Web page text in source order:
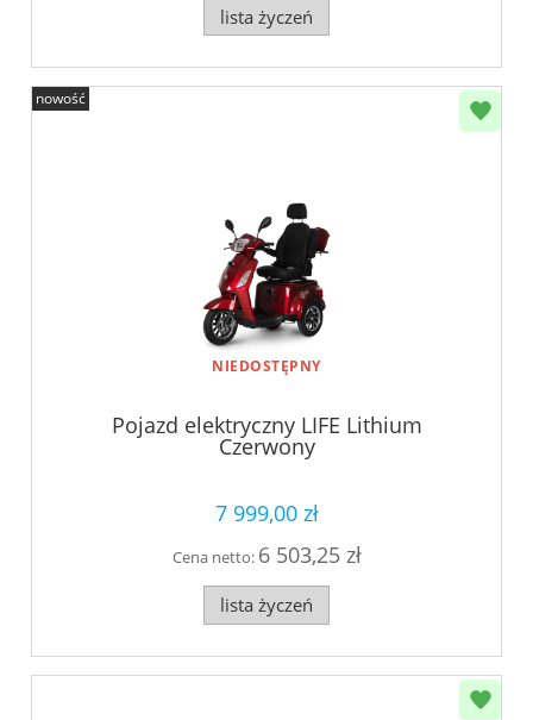
lista życzeń
NIEDOSTĘPNY
Pojazd elektryczny LIFE Lithium
Czerwony
7 999,00 zł
Cena netto: 6 503,25 zł
lista życzeń
nowość